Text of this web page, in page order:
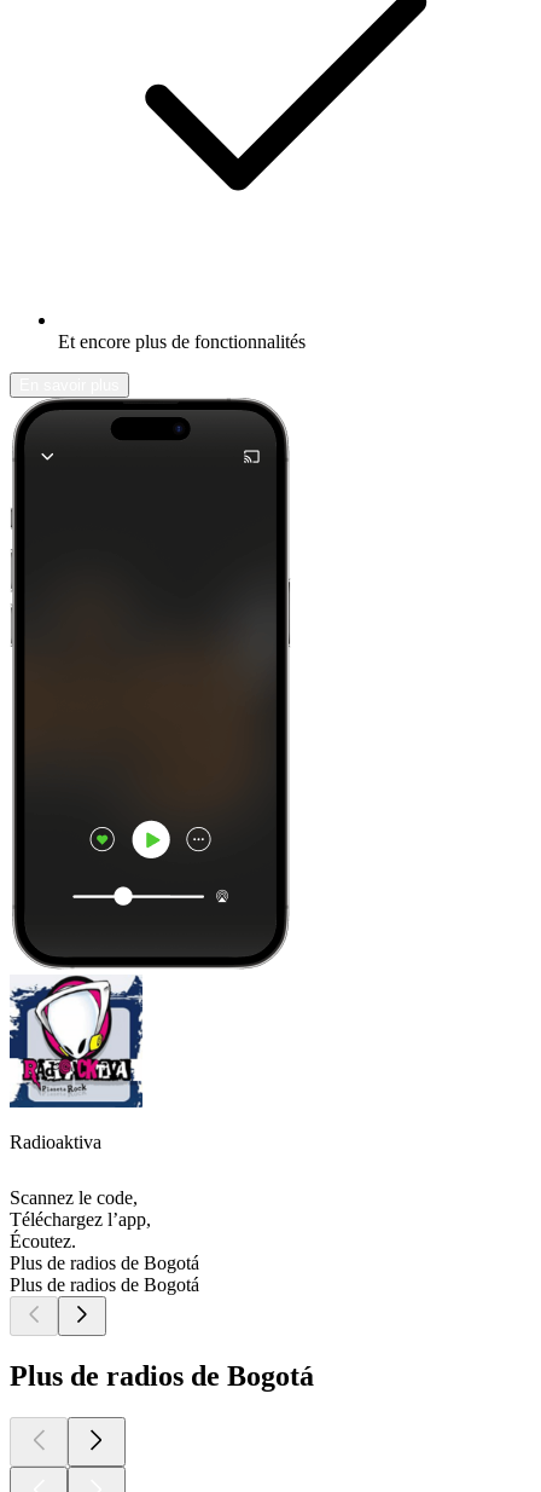
Et encore plus de fonctionnalités
Radioaktiva
Scannez le code,
Téléchargez l’app,
Écoutez.
Plus de radios de Bogotá
Plus de radios de Bogotá
Plus de radios de Bogotá